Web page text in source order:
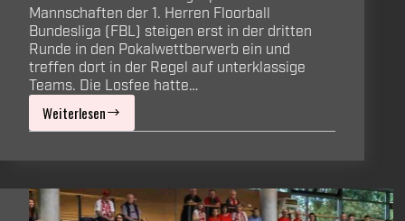
Mannschaften der 1. Herren Floorball
Bundesliga (FBL) steigen erst in der dritten
Runde in den Pokalwettberwerb ein und
treffen dort in der Regel auf unterklassige
Teams. Die Losfee hatte…
Weiterlesen
Amtierender
kommt